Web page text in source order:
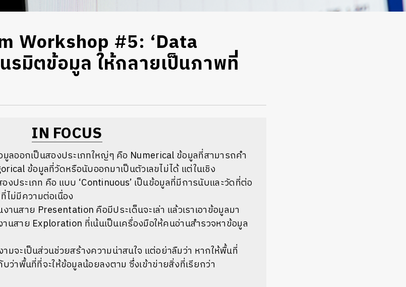
Workshop #5: ‘Data
รมิตข้อมูล ให้กลายเป็นภาพที่
IN FOCUS
ลออกเป็นสองประเภทใหญ่ๆ คือ Numerical ข้อมูลที่สามารถคำ
ข้อมูลที่วัดหรือนับออกมาเป็นตัวเลขไม่ได้ แต่ในเชิง
ประเภท คือ แบบ ‘Continuous’ เป็นข้อมูลที่มีการนับและวัดที่ต่อ
ไม่มีความต่อเนื่อง
านสาย Presentation คือมีประเด็นจะเล่า แล้วเราเอาข้อมูลมา
นสาย Exploration ที่เน้นเป็นเครื่องมือให้คนอ่านสำรวจหาข้อมูล
มจะเป็นส่วนช่วยสร้างความน่าสนใจ แต่อย่าลืมว่า หากให้พื้นที่
ว่าพื้นที่ที่จะให้ข้อมูลน้อยลงตาม ซึ่งเข้าข่ายสิ่งที่เรียกว่า